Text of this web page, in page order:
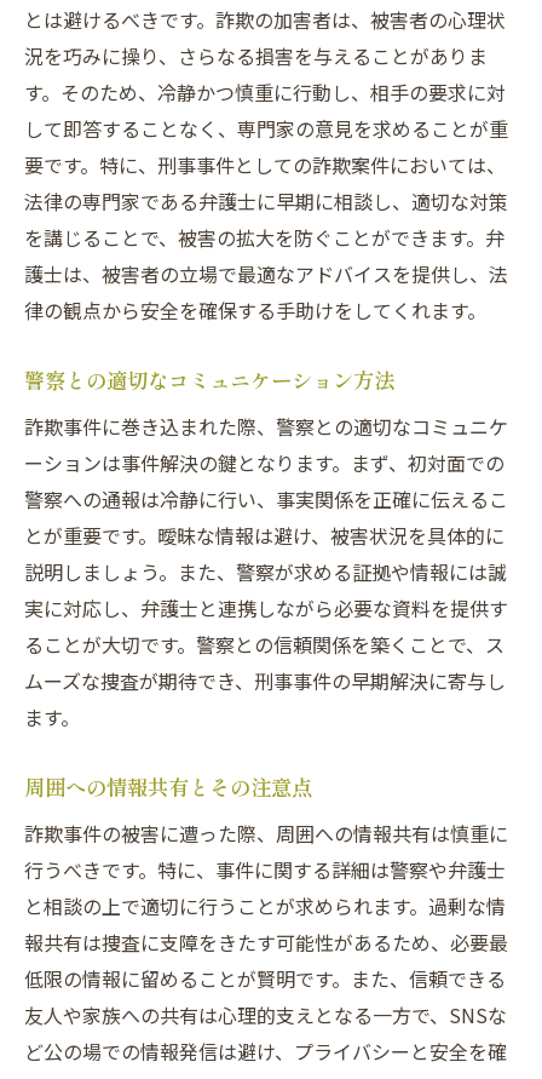
弁護士が提供する法的アドバイスの内容
詐欺事件における法的リスクの軽減方法
依頼者の立場に立ったアドバイス
刑事事件解決を目指す長期的な視点
初期段階からのアドバイスの重要性
埼玉県での詐欺事件解決に必要な法律知識
詐欺事件の法的基礎知識
埼玉県における刑事事件の法制度
刑法における詐欺罪の定義と適用
詐欺事件における警察の役割
地域特性を考慮した法律対応
刑事事件の早期解決を目指す具体的な行動手順
早期解決を可能にする行動とは
刑事事件における証拠の重要性
詐欺事件に対応するための法的手順
警察との協力関係の築き方
とは避けるべきです。詐欺の加害者は、被害者の心理状
況を巧みに操り、さらなる損害を与えることがありま
す。そのため、冷静かつ慎重に行動し、相手の要求に対
して即答することなく、専門家の意見を求めることが重
要です。特に、刑事事件としての詐欺案件においては、
法律の専門家である弁護士に早期に相談し、適切な対策
を講じることで、被害の拡大を防ぐことができます。弁
護士は、被害者の立場で最適なアドバイスを提供し、法
律の観点から安全を確保する手助けをしてくれます。
警察との適切なコミュニケーション方法
詐欺事件に巻き込まれた際、警察との適切なコミュニケ
ーションは事件解決の鍵となります。まず、初対面での
警察への通報は冷静に行い、事実関係を正確に伝えるこ
とが重要です。曖昧な情報は避け、被害状況を具体的に
説明しましょう。また、警察が求める証拠や情報には誠
実に対応し、弁護士と連携しながら必要な資料を提供す
ることが大切です。警察との信頼関係を築くことで、ス
ムーズな捜査が期待でき、刑事事件の早期解決に寄与し
ます。
周囲への情報共有とその注意点
詐欺事件の被害に遭った際、周囲への情報共有は慎重に
行うべきです。特に、事件に関する詳細は警察や弁護士
と相談の上で適切に行うことが求められます。過剰な情
報共有は捜査に支障をきたす可能性があるため、必要最
低限の情報に留めることが賢明です。また、信頼できる
友人や家族への共有は心理的支えとなる一方で、SNSな
ど公の場での情報発信は避け、プライバシーと安全を確